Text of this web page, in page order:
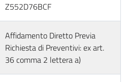
Z552D76BCF
Affidamento Diretto Previa
Richiesta di Preventivi: ex art.
36 comma 2 lettera a)